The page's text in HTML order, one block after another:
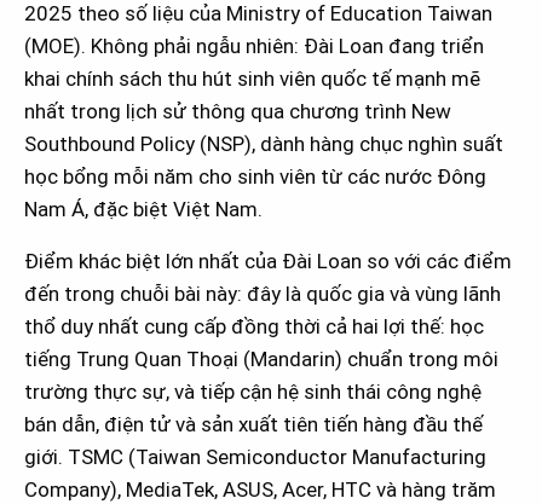
2025 theo số liệu của Ministry of Education Taiwan
(MOE). Không phải ngẫu nhiên: Đài Loan đang triển
khai chính sách thu hút sinh viên quốc tế mạnh mẽ
nhất trong lịch sử thông qua chương trình New
Southbound Policy (NSP), dành hàng chục nghìn suất
học bổng mỗi năm cho sinh viên từ các nước Đông
Nam Á, đặc biệt Việt Nam.
Điểm khác biệt lớn nhất của Đài Loan so với các điểm
đến trong chuỗi bài này: đây là quốc gia và vùng lãnh
thổ duy nhất cung cấp đồng thời cả hai lợi thế: học
tiếng Trung Quan Thoại (Mandarin) chuẩn trong môi
trường thực sự, và tiếp cận hệ sinh thái công nghệ
bán dẫn, điện tử và sản xuất tiên tiến hàng đầu thế
giới. TSMC (Taiwan Semiconductor Manufacturing
Company), MediaTek, ASUS, Acer, HTC và hàng trăm